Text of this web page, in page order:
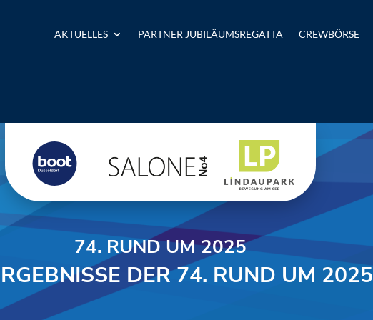
AKTUELLES PARTNER JUBILÄUMSREGATTA CREWBÖRSE
74. RUND UM 2025
DER 74. RUND UM 2025